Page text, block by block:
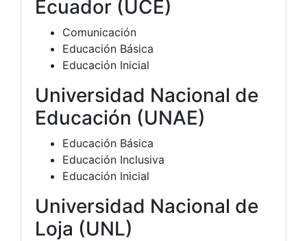
Ecuador (UCE)
Comunicación
Educación Básica
Educación Inicial
Universidad Nacional de
Educación (UNAE)
Educación Básica
Educación Inclusiva
Educación Inicial
Universidad Nacional de
Loja (UNL)